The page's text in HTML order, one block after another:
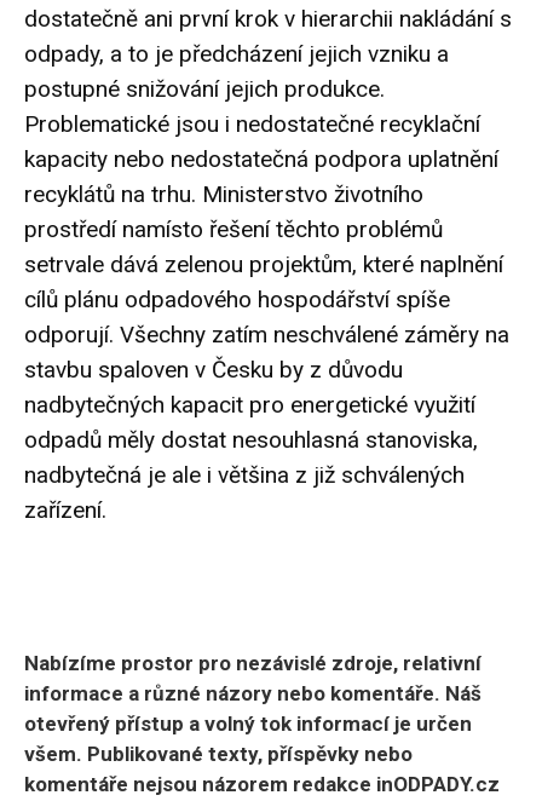
dostatečně ani první krok v hierarchii nakládání s
odpady, a to je předcházení jejich vzniku a
postupné snižování jejich produkce.
Problematické jsou i nedostatečné recyklační
kapacity nebo nedostatečná podpora uplatnění
recyklátů na trhu. Ministerstvo životního
prostředí namísto řešení těchto problémů
setrvale dává zelenou projektům, které naplnění
cílů plánu odpadového hospodářství spíše
odporují. Všechny zatím neschválené záměry na
stavbu spaloven v Česku by z důvodu
nadbytečných kapacit pro energetické využití
odpadů měly dostat nesouhlasná stanoviska,
nadbytečná je ale i většina z již schválených
zařízení.
Nabízíme prostor pro nezávislé zdroje, relativní
informace a různé názory nebo komentáře. Náš
otevřený přístup a volný tok informací je určen
všem. Publikované texty, příspěvky nebo
komentáře nejsou názorem redakce inODPADY.cz